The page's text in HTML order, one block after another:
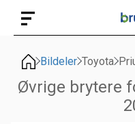
Bildeler Toyota
Øvrige brytere